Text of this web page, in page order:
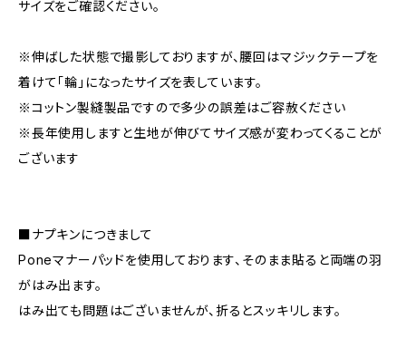
サイズをご確認ください。
※伸ばした状態で撮影しておりますが、腰回はマジックテープを
着けて「輪」になったサイズを表しています。
※コットン製縫製品ですので多少の誤差はご容赦ください
※長年使用しますと生地が伸びてサイズ感が変わってくることが
ございます
■ナプキンにつきまして
Poneマナーパッドを使用しております、そのまま貼ると両端の羽
がはみ出ます。
はみ出ても問題はございませんが、折るとスッキリします。